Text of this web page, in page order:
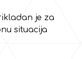
je za
situacija